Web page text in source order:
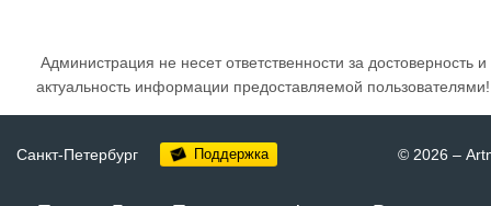
Администрация не несет ответственности за достоверность и
актуальность информации предоставляемой пользователями!
Санкт-Петербург Поддержка © 2026 –